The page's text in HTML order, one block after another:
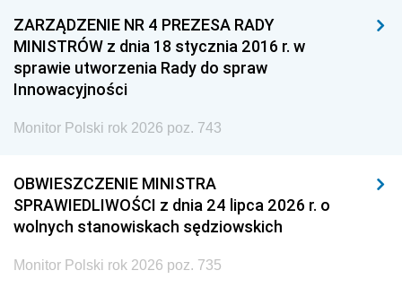
ZARZĄDZENIE NR 4 PREZESA RADY
MINISTRÓW z dnia 18 stycznia 2016 r. w
sprawie utworzenia Rady do spraw
Innowacyjności
Monitor Polski rok 2026 poz. 743
OBWIESZCZENIE MINISTRA
SPRAWIEDLIWOŚCI z dnia 24 lipca 2026 r. o
wolnych stanowiskach sędziowskich
Monitor Polski rok 2026 poz. 735